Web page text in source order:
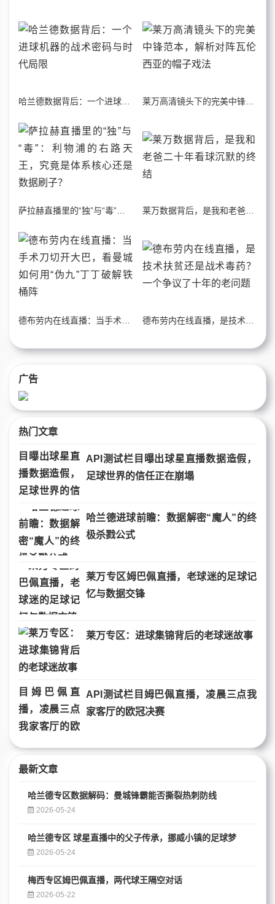
莱万高清镜头下的完美中锋范本，解析对阵瓦伦西亚的帽子戏法
萨拉赫直播里的“独”与“毒”：利物浦的右路天王，究竟是体系核心还是数据刷子？ 莱万数据背后，是我和老爸二十年看球沉默的终结
广告
热门文章
API测试栏目曝出球星直播数据造假，
足球世界的信任正在崩塌
哈兰德进球前瞻：数据解密“魔人”的终
极杀戮公式
莱万专区姆巴佩直播，老球迷的足球记
忆与数据交锋
莱万专区：进球集锦背后的老球迷故事
API测试栏目姆巴佩直播，凌晨三点我
家客厅的欧冠决赛
最新文章
哈兰德专区数据解码：曼城锋霸能否撕裂热刺防线
2026-05-24
哈兰德专区 球星直播中的父子传承，挪威小镇的足球梦
2026-05-24
梅西专区姆巴佩直播，两代球王隔空对话
2026-05-22